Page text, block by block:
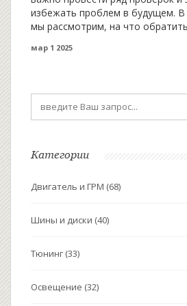
избежать проблем в будущем. В
мы рассмотрим, на что
подготовить средство для
только продлит срок службы
сэкономит деньги.
мар 1 2025
Категории
Двигатель и ГРМ (68)
Шины и диски (40)
Тюнинг (33)
Освещение (32)